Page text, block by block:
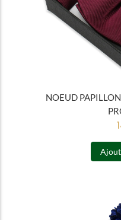
NOEUD